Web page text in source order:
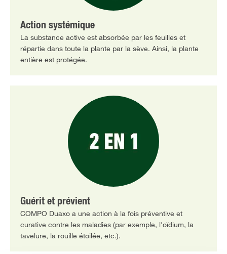
Action systémique
La substance active est absorbée par les feuilles et
répartie dans toute la plante par la sève. Ainsi, la plante
entière est protégée.
Guérit et prévient
COMPO Duaxo a une action à la fois préventive et
curative contre les maladies (par exemple, l'oïdium, la
tavelure, la rouille étoilée, etc.).